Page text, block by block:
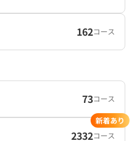
162コース
73コース
2332コース
新着あり